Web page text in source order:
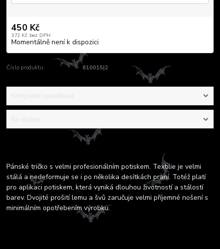
450 Kč
372 Kč bez DPH
Momentálně není k dispozici
Číslo produktu: 810015|2
Kompletní specifikace
Ke stažení
Pánské tričko s velmi profesionálním potiskem. Textilie je velmi
stálá a nedeformuje se i po několika desítkách praní. Totéž platí
pro aplikaci potiskem, která vyniká dlouhou životností a stálostí
barev. Dvojité prošití lemu a švů zaručuje velmi příjemné nošení s
minimálním opotřebením výrobku.